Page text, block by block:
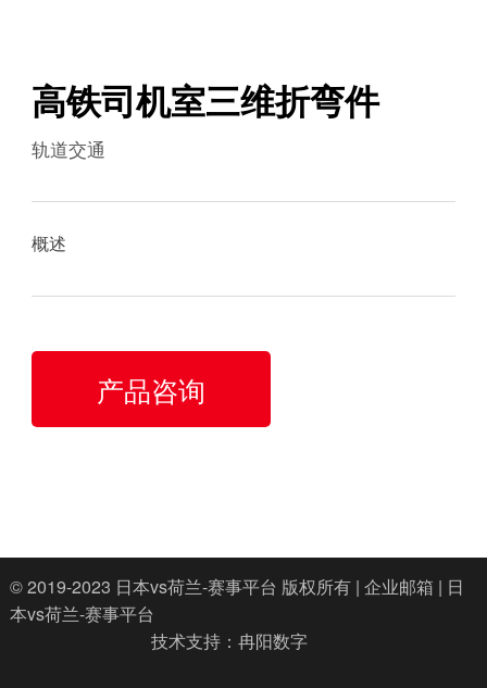
高铁司机室三维折弯件
轨道交通
概述
产品咨询
© 2019-2023 日本vs荷兰-赛事平台 版权所有 | 企业邮箱 | 日
本vs荷兰-赛事平台
技术支持：冉阳数字